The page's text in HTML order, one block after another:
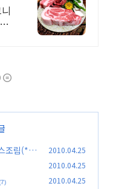
조림(*특
2010.04.25
2010.04.25
2010.04.25